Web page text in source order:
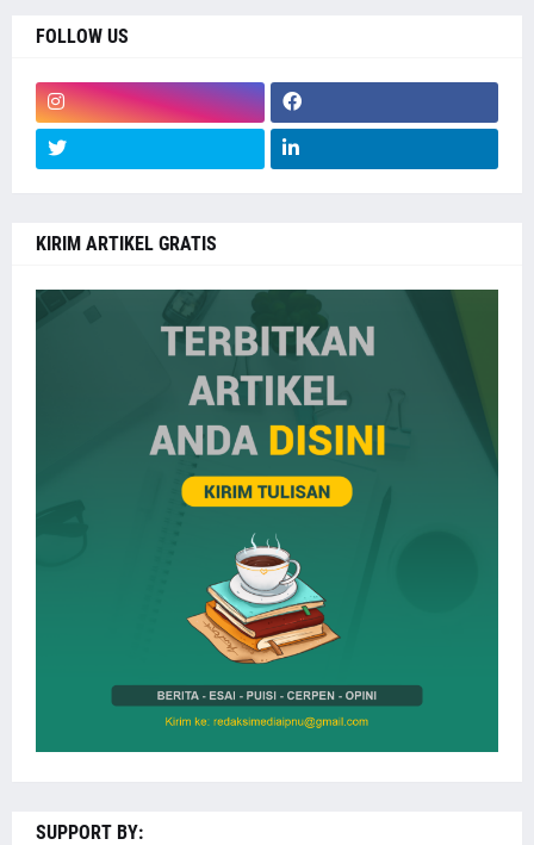
FOLLOW US
KIRIM ARTIKEL GRATIS
SUPPORT BY: